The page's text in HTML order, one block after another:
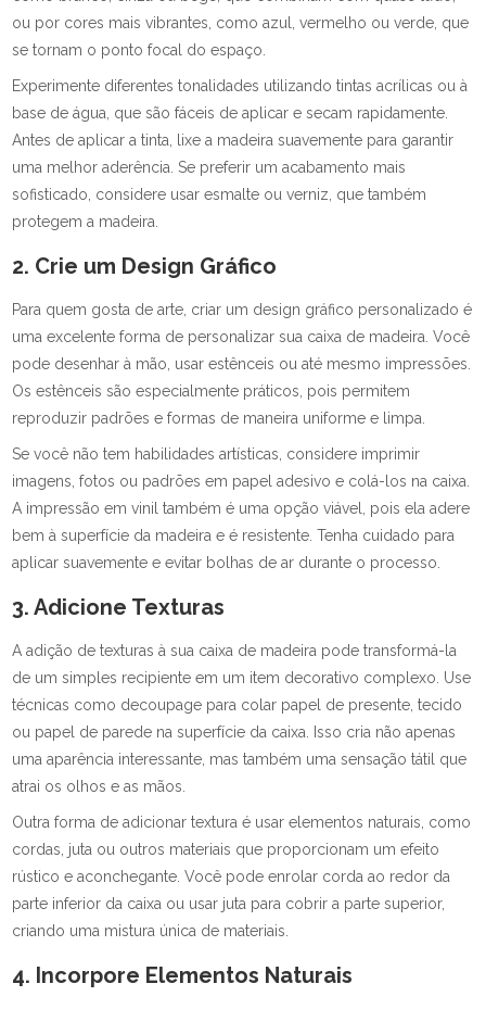
ou por cores mais vibrantes, como azul, vermelho ou verde, que
se tornam o ponto focal do espaço.
Experimente diferentes tonalidades utilizando tintas acrílicas ou à
base de água, que são fáceis de aplicar e secam rapidamente.
Antes de aplicar a tinta, lixe a madeira suavemente para garantir
uma melhor aderência. Se preferir um acabamento mais
sofisticado, considere usar esmalte ou verniz, que também
protegem a madeira.
2. Crie um Design Gráfico
Para quem gosta de arte, criar um design gráfico personalizado é
uma excelente forma de personalizar sua caixa de madeira. Você
pode desenhar à mão, usar estênceis ou até mesmo impressões.
Os estênceis são especialmente práticos, pois permitem
reproduzir padrões e formas de maneira uniforme e limpa.
Se você não tem habilidades artísticas, considere imprimir
imagens, fotos ou padrões em papel adesivo e colá-los na caixa.
A impressão em vinil também é uma opção viável, pois ela adere
bem à superfície da madeira e é resistente. Tenha cuidado para
aplicar suavemente e evitar bolhas de ar durante o processo.
3. Adicione Texturas
A adição de texturas à sua caixa de madeira pode transformá-la
de um simples recipiente em um item decorativo complexo. Use
técnicas como decoupage para colar papel de presente, tecido
ou papel de parede na superfície da caixa. Isso cria não apenas
uma aparência interessante, mas também uma sensação tátil que
atrai os olhos e as mãos.
Outra forma de adicionar textura é usar elementos naturais, como
cordas, juta ou outros materiais que proporcionam um efeito
rústico e aconchegante. Você pode enrolar corda ao redor da
parte inferior da caixa ou usar juta para cobrir a parte superior,
criando uma mistura única de materiais.
4. Incorpore Elementos Naturais